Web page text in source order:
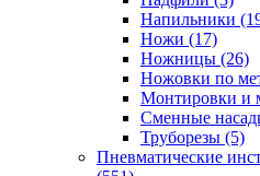
Напильники
Ножи (17)
Ножницы (26)
Ножовки по
Монтировки и
Сменные
Труборезы (5)
Пневматические